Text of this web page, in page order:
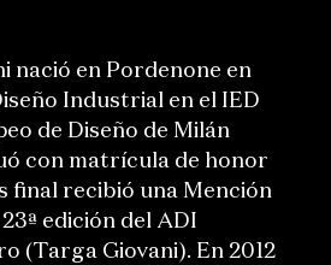
nació en Pordenone en
Industrial en el IED
de Diseño de Milán
con matrícula de honor
final recibió una Mención
edición del ADI
(Targa Giovani). En 2012